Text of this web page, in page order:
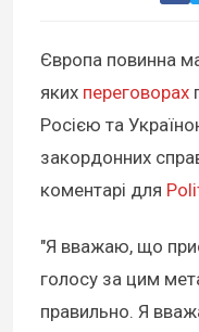
Європа повинна
яких переговорах
Росією та
закордонних
коментарі для
"Я вважаю, що
голосу за цим
правильно. Я